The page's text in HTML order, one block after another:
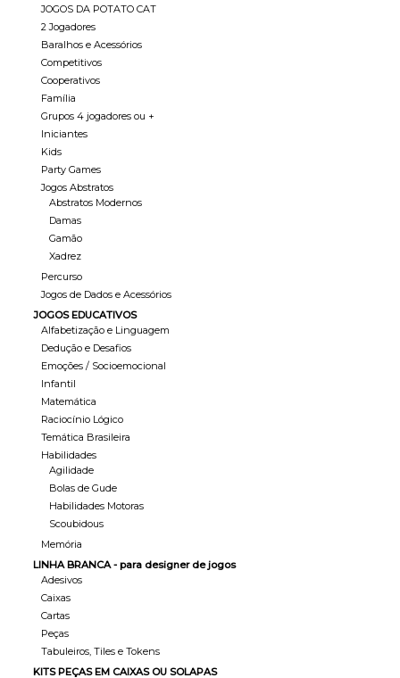
JOGOS DA POTATO CAT
2 Jogadores
Baralhos e Acessórios
Competitivos
Cooperativos
Família
Grupos 4 jogadores ou +
Iniciantes
Kids
Party Games
Jogos Abstratos
Abstratos Modernos
Damas
Gamão
Xadrez
Percurso
Jogos de Dados e Acessórios
JOGOS EDUCATIVOS
Alfabetização e Linguagem
Dedução e Desafios
Emoções / Socioemocional
Infantil
Matemática
Raciocínio Lógico
Temática Brasileira
Habilidades
Agilidade
Bolas de Gude
Habilidades Motoras
Scoubidous
Memória
LINHA BRANCA - para designer de jogos
Adesivos
Caixas
Cartas
Peças
Tabuleiros, Tiles e Tokens
KITS PEÇAS EM CAIXAS OU SOLAPAS